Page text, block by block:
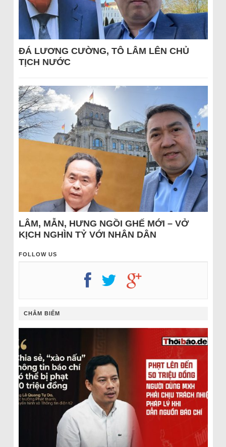
ĐÁ LƯƠNG CƯỜNG, TÔ LÂM LÊN CHỦ
TỊCH NƯỚC
LÂM, MẪN, HƯNG NGỒI GHẾ MỚI – VỞ
KỊCH NGHÌN TỶ VỚI NHÂN DÂN
FOLLOW US
CHÂM BIẾM